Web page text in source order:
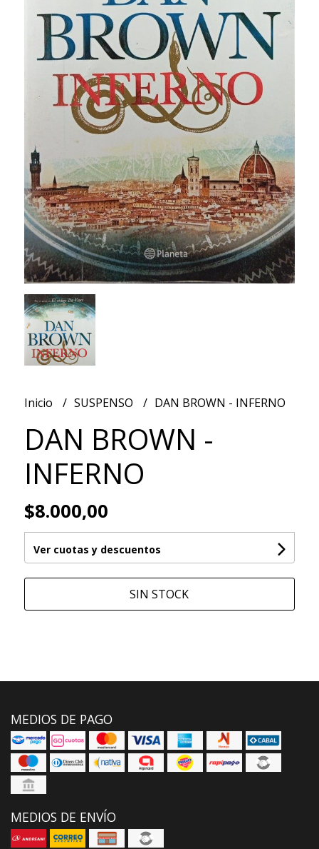
Inicio SUSPENSO DAN BROWN - INFERNO
DAN BROWN -
INFERNO
$8.000,00
Ver cuotas y descuentos
SIN STOCK
MEDIOS DE PAGO
MEDIOS DE ENVÍO